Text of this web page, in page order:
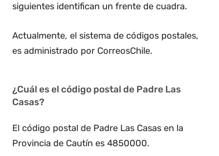
siguientes identifican un frente de cuadra.
Actualmente, el sistema de códigos postales,
es administrado por CorreosChile.
¿Cuál es el código postal de Padre Las
Casas?
El código postal de Padre Las Casas en la
Provincia de Cautín es 4850000.